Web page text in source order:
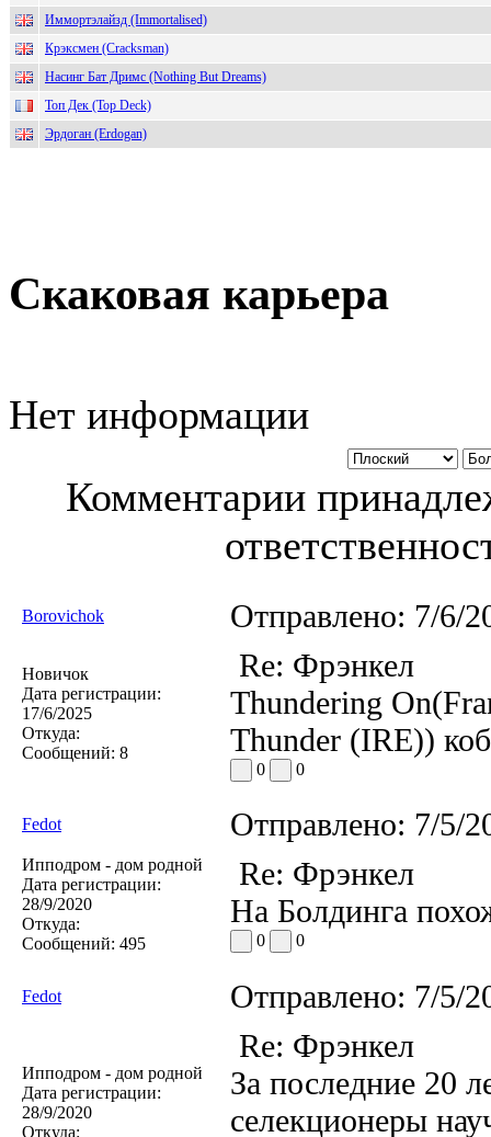
Иммортэлайзд (Immortalised)
Крэксмен (Cracksman)
Насинг Бат Дримс (Nothing But Dreams)
Топ Дек (Top Deck)
Эрдоган (Erdogan)
Скаковая карьера
Нет информации
Комментарии
Borovichok Отправлено: 7/6/
Новичок
Дата регистрации:
17/6/2025
Откуда:
Сообщений: 8
Re: Фрэнкел
Thundering
Thunder (IRE))
0 0
Fedot Отправлено: 7/5/
Ипподром - дом родной
Дата регистрации:
28/9/2020
Откуда:
Сообщений: 495
Re: Фрэнкел
На Болдинга
0 0
Fedot Отправлено: 7/5/
Ипподром - дом родной
Дата регистрации:
28/9/2020
Откуда:
Re: Фрэнкел
За последние 20
селекционеры